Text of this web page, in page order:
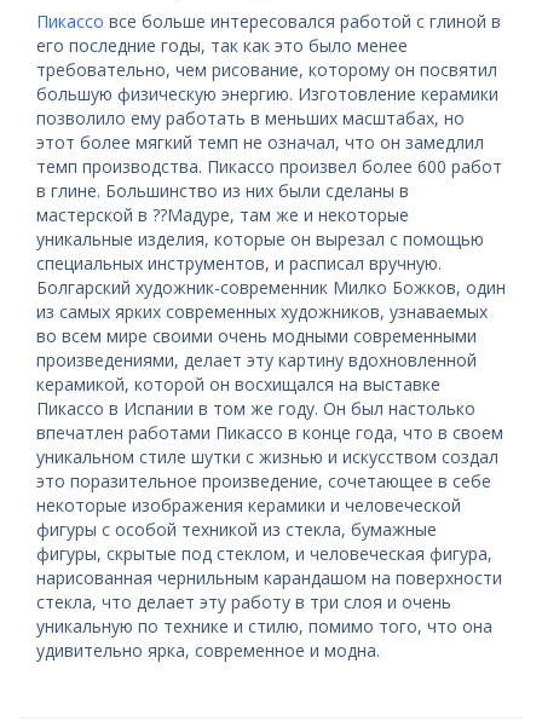
Пикассо все больше интересовался работой с глиной в
его последние годы, так как это было менее
требовательно, чем рисование, которому он посвятил
большую физическую энергию. Изготовление керамики
позволило ему работать в меньших масштабах, но
этот более мягкий темп не означал, что он замедлил
темп производства. Пикассо произвел более 600 работ
в глине. Большинство из них были сделаны в
мастерской в ??Мадуре, там же и некоторые
уникальные изделия, которые он вырезал с помощью
специальных инструментов, и расписал вручную.
Болгарский художник-современник Милко Божков, один
из самых ярких современных художников, узнаваемых
во всем мире своими очень модными современными
произведениями, делает эту картину вдохновленной
керамикой, которой он восхищался на выставке
Пикассо в Испании в том же году. Он был настолько
впечатлен работами Пикассо в конце года, что в своем
уникальном стиле шутки с жизнью и искусством создал
это поразительное произведение, сочетающее в себе
некоторые изображения керамики и человеческой
фигуры с особой техникой из стекла, бумажные
фигуры, скрытые под стеклом, и человеческая фигура,
нарисованная чернильным карандашом на поверхности
стекла, что делает эту работу в три слоя и очень
уникальную по технике и стилю, помимо того, что она
удивительно ярка, современное и модна.